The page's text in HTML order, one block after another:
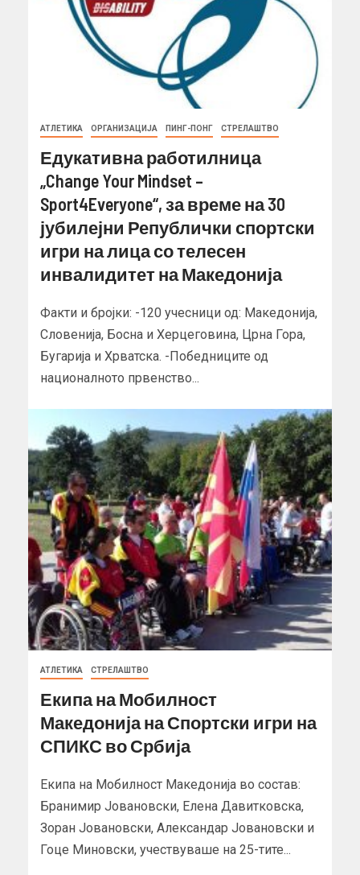
АТЛЕТИКА ОРГАНИЗАЦИЈА ПИНГ-ПОНГ СТРЕЛАШТВО
Едукативна работилница
„Change Your Mindset –
Sport4Everyone“, за време на 30
јубилејни Републички спортски
игри на лица со телесен
инвалидитет на Македонија
Факти и бројки: -120 учесници од: Македонија,
Словенија, Босна и Херцеговина, Црна Гора,
Бугарија и Хрватска. -Победниците од
националното првенство...
АТЛЕТИКА СТРЕЛАШТВО
Екипа на Мобилност
Македонија на Спортски игри на
СПИКС во Србија
Екипа на Мобилност Македонија во состав:
Бранимир Јовановски, Елена Давитковска,
Зоран Јовановски, Александар Јовановски и
Гоце Миновски, учествуваше на 25-тите...